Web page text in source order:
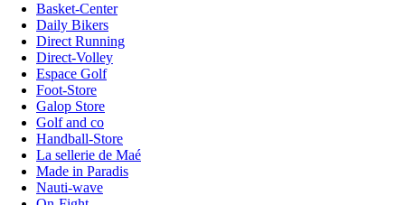
Basket-Center
Daily Bikers
Direct Running
Direct-Volley
Espace Golf
Foot-Store
Galop Store
Golf and co
Handball-Store
La sellerie de Maé
Made in Paradis
Nauti-wave